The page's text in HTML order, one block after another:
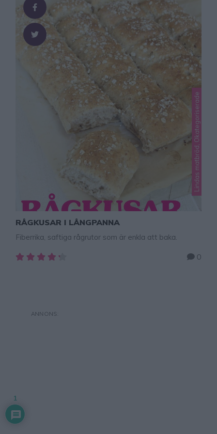
Lindas matbröd, Okategoriserade
RÅGKUSAR I LÅNGPANNA
Fiberrika, saftiga rågrutor som är enkla att baka.
0
1